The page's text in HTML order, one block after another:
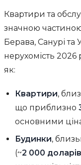
Квартири та
значною
Берава, Санурі та
нерухомість
як:
Квартири,
що приблизно
основними
Будинки,
(~2 000